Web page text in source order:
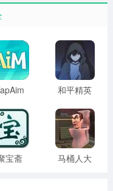
和平精英
新版免费
版
宝斋
马桶人大